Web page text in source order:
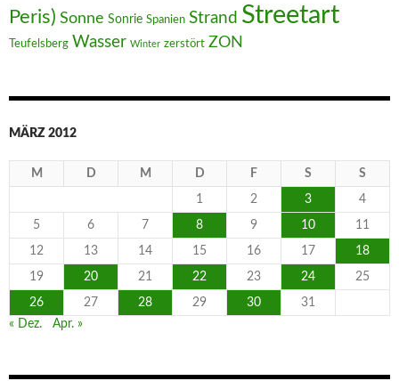
Peris) Sonne Sonrie Spanien Strand Streetart
Teufelsberg Wasser Winter zerstört ZON
MÄRZ 2012
M D M D F S S
1 2 3 4
5 6 7 8 9 10 11
12 13 14 15 16 17 18
19 20 21 22 23 24 25
26 27 28 29 30
31
« Dez.
Apr. »